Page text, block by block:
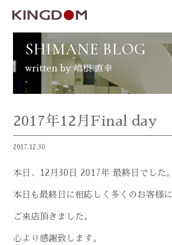
SHIMANE BLOG
written by 嶋根 直幸
2017年12月Final day
2017.12.30
本日、12月30日 2017年 最終日でした。
本日も最終日に相応しく多くのお客様に
ご来店頂きました。
心より感謝致します。